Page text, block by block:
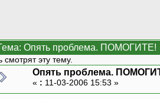
Опять проблема. ПОМОГИТЕ!
эту тему.
Опять проблема.
« : 11-03-2006 15:53 »